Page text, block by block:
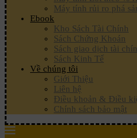
Máy tính rủi ro phá
Ebook
Kho Sách Tài Chính
Sách Chứng Khoán
Sách giao dịch tài
Sách Kinh Tế
Về chúng tôi
Giới Thiệu
Liên hệ
Điều khoản & Điều
Chính sách bảo mật